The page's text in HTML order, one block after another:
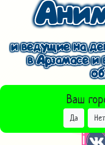
и ведущие на
в Арзамасе и
Ваш
Да
ВЫБРАТЬ